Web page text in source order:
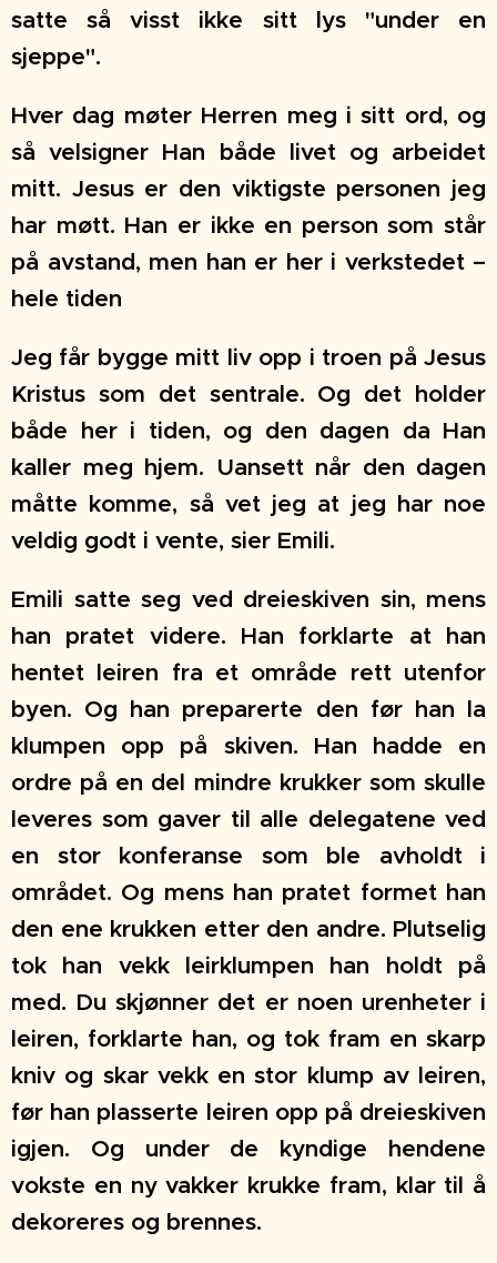
satte så visst ikke sitt lys "under en
sjeppe".
Hver dag møter Herren meg i sitt ord, og
så velsigner Han både livet og arbeidet
mitt. Jesus er den viktigste personen jeg
har møtt. Han er ikke en person som står
på avstand, men han er her i verkstedet –
hele tiden
Jeg får bygge mitt liv opp i troen på Jesus
Kristus som det sentrale. Og det holder
både her i tiden, og den dagen da Han
kaller meg hjem. Uansett når den dagen
måtte komme, så vet jeg at jeg har noe
veldig godt i vente, sier Emili.
Emili satte seg ved dreieskiven sin, mens
han pratet videre. Han forklarte at han
hentet leiren fra et område rett utenfor
byen. Og han preparerte den før han la
klumpen opp på skiven. Han hadde en
ordre på en del mindre krukker som skulle
leveres som gaver til alle delegatene ved
en stor konferanse som ble avholdt i
området. Og mens han pratet formet han
den ene krukken etter den andre. Plutselig
tok han vekk leirklumpen han holdt på
med. Du skjønner det er noen urenheter i
leiren, forklarte han, og tok fram en skarp
kniv og skar vekk en stor klump av leiren,
før han plasserte leiren opp på dreieskiven
igjen. Og under de kyndige hendene
vokste en ny vakker krukke fram, klar til å
dekoreres og brennes.